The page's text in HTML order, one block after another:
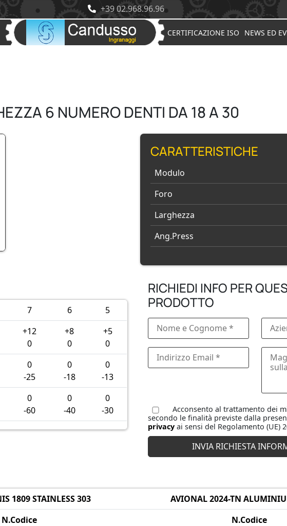
+39 02.968.96.96
CERTIFICAZIONE ISO NEWS ED
6 NUMERO DENTI DA 18 A 30
CARATTERISTICHE
Modulo
Foro
Larghezza
Ang.Press
7 6
5
+12
0
+8
0
+5
0
0
-25
0
-18
0
-13
0
-60
0
-40
0
-30
RICHIEDI INFO PER
PRODOTTO
Acconsento al trattamento dei
secondo le finalità previste dalla
privacyai sensi del Regolamento (UE)
1809 STAINLESS 303
AVIONAL 2024-TN
N.Codice
N.Codice